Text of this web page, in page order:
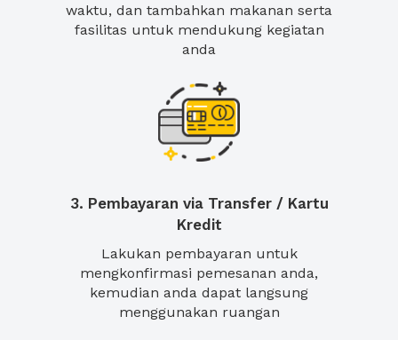
waktu, dan tambahkan makanan serta
fasilitas untuk mendukung kegiatan
anda
3. Pembayaran via Transfer / Kartu
Kredit
Lakukan pembayaran untuk
mengkonfirmasi pemesanan anda,
kemudian anda dapat langsung
menggunakan ruangan